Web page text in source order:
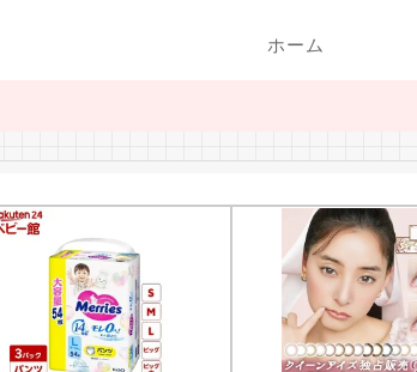
ホーム